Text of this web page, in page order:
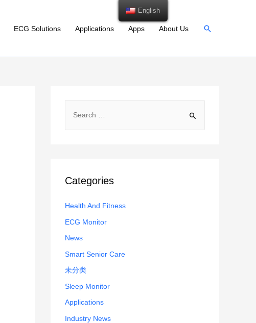
ECG Solutions Applications Apps About Us Search
h
o
r
:
Categories
Health And Fitness
ECG Monitor
News
Smart Senior Care
未分类
Sleep Monitor
Applications
Industry News
English